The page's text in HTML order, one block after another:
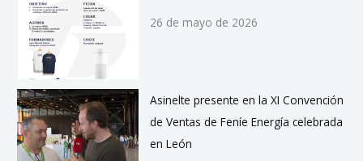
26 de mayo de 2026
Asinelte presente en la XI Convención
de Ventas de Feníe Energía celebrada
en León